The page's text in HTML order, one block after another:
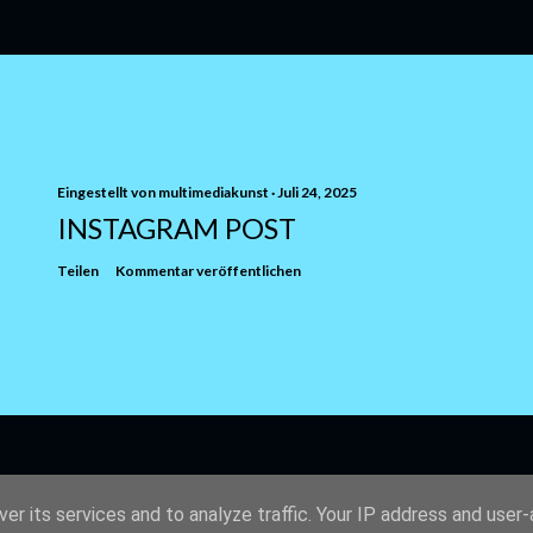
Eingestellt von multimediakunst Juli 24, 2025
INSTAGRAM POST
Teilen Kommentar veröffentlichen
its services and to analyze traffic. Your IP address and